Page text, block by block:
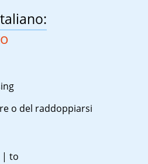
o del raddoppiarsi
| to